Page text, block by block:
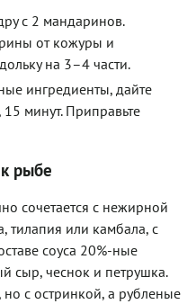
с 2 мандаринов.
от кожуры и
на 3–4 части.
ингредиенты, дайте
15 минут. Приправьте
рыбе
сочетается с нежирной
тилапия или камбала, с
соуса 20%-ные
сыр, чеснок и петрушка.
но с остринкой, а рубленые